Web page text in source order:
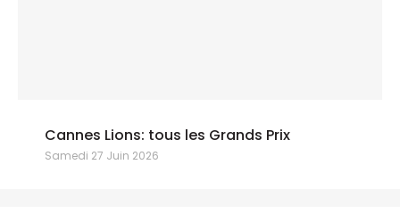
Cannes Lions: tous les Grands Prix
Samedi 27 Juin 2026